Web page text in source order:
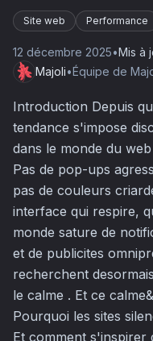
Site web Performance
12 décembre 2025•Mis à
Majoli•Équipe de
Introduction Depuis
tendance s'impose
dans le monde du
Pas de pop-ups
pas de couleurs
interface qui respire,
monde sature de
et de publicites
recherchent
le calme . Et ce
Pourquoi les sites
Et comment s'inspirer